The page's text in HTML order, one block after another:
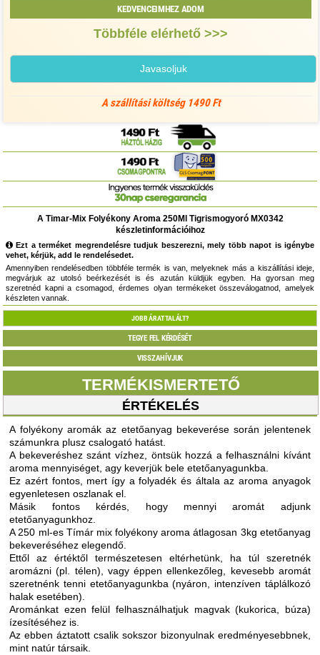
KEDVENCEIMHEZ ADOM
Többféle elérhető >>>
Javasoljuk
A szállítási költség 1490 Ft
A Timar-Mix Folyékony Aroma 250Ml Tigrismogyoró MX0342
készletinformációihoz
Ezt a terméket megrendelésre tudjuk beszerezni, mely több napot is igénybe
vehet, kérjük, add le rendelésedet.
Amennyiben rendelésedben többféle termék is van, melyeknek más a kiszállítási ideje,
megvárjuk az utolsó beérkezését is és azután küldjük egyben. Ha gyorsan meg
szeretnéd kapni a csomagod, érdemes olyan termékeket összeválogatnod, amelyek
készleten vannak.
JOBB ÁRAT TALÁLT?
TEGYE FEL KÉRDÉSÉT
VISSZAHÍVJUK
TERMÉKISMERTETŐ
ÉRTÉKELÉS
A folyékony aromák az etetőanyag bekeverése során jelentenek
számunkra plusz csalogató hatást.
A bekeveréshez szánt vízhez, öntsük hozzá a felhasználni kívánt
aroma mennyiséget, agy keverjük bele etetőanyagunkba.
Ez azért fontos, mert így a folyadék és általa az aroma anyagok
egyenletesen oszlanak el.
Másik fontos kérdés, hogy mennyi aromát adjunk
etetőanyagunkhoz.
A 250 ml-es Tímár mix folyékony aroma átlagosan 3kg etetőanyag
bekeveréséhez elegendő.
Ettől az értéktől természetesen eltérhetünk, ha túl szeretnék
aromázni (pl. télen), vagy éppen ellenkezőleg, kevesebb aromát
szeretnénk tenni etetőanyagunkba (nyáron, intenzíven táplálkozó
halak esetében).
Arománkat ezen felül felhasználhatjuk magvak (kukorica, búza)
ízesítéséhez is.
Az ebben áztatott csalik sokszor bizonyulnak eredményesebbnek,
mint natúr társaik.